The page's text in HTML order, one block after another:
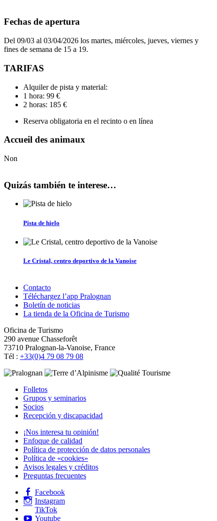
Fechas de apertura
Del 09/03 al 03/04/2026 los martes, miércoles, jueves, viernes y
fines de semana de 15 a 19.
TARIFAS
Alquiler de pista y material:
1 hora: 99 €
2 horas: 185 €
Reserva obligatoria en el recinto o en línea
Accueil des animaux
Non
Quizás también te interese…
Pista de hielo
Le Cristal, centro deportivo de la Vanoise
Contacto
Téléchargez l’app Pralognan
Boletín de noticias
La tienda de la Oficina de Turismo
Oficina de Turismo
290 avenue Chasseforêt
73710 Pralognan-la-Vanoise, France
Tél : +33(0)4 79 08 79 08
Folletos
Grupos y seminarios
Socios
Recepción y discapacidad
¡Nos interesa tu opinión!
Enfoque de calidad
Política de protección de datos personales
Política de «cookies»
Avisos legales y créditos
Preguntas frecuentes
Facebook
Instagram
TikTok
Youtube